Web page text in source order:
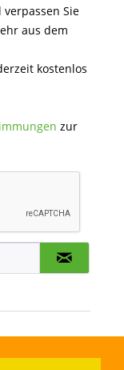
Sie
aus dem
kostenlos
zur